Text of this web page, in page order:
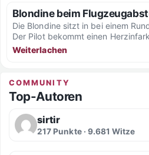
Blondine beim
Die Blondine sitzt in bei einem
Der Pilot bekommt einen
Weiterlachen
COMMUNITY
Top-Autoren
sirtir
217 Punkte · 9.681 Witze